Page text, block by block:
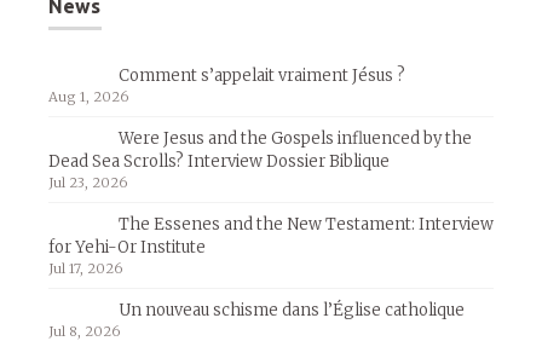
News
Comment s’appelait vraiment Jésus ?
Aug 1, 2026
Were Jesus and the Gospels influenced by the
Dead Sea Scrolls? Interview Dossier Biblique
Jul 23, 2026
The Essenes and the New Testament: Interview
for Yehi-Or Institute
Jul 17, 2026
Un nouveau schisme dans l’Église catholique
Jul 8, 2026